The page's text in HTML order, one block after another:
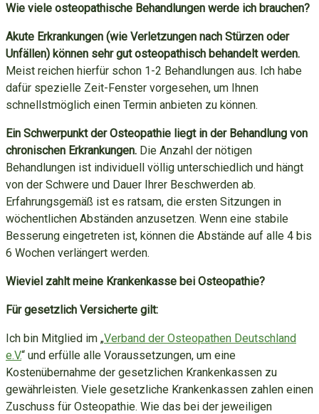
Wie viele osteopathische Behandlungen werde ich brauchen?
Akute Erkrankungen (wie Verletzungen nach Stürzen oder
Unfällen) können sehr gut osteopathisch behandelt werden.
Meist reichen hierfür schon 1-2 Behandlungen aus. Ich habe
dafür spezielle Zeit-Fenster vorgesehen, um Ihnen
schnellstmöglich einen Termin anbieten zu können.
Ein Schwerpunkt der Osteopathie liegt in der Behandlung von
chronischen Erkrankungen. Die Anzahl der nötigen
Behandlungen ist individuell völlig unterschiedlich und hängt
von der Schwere und Dauer Ihrer Beschwerden ab.
Erfahrungsgemäß ist es ratsam, die ersten Sitzungen in
wöchentlichen Abständen anzusetzen. Wenn eine stabile
Besserung eingetreten ist, können die Abstände auf alle 4 bis
6 Wochen verlängert werden.
Wieviel zahlt meine Krankenkasse bei Osteopathie?
Für gesetzlich Versicherte gilt:
Ich bin Mitglied im „Verband der Osteopathen Deutschland
e.V.“ und erfülle alle Voraussetzungen, um eine
Kostenübernahme der gesetzlichen Krankenkassen zu
gewährleisten. Viele gesetzliche Krankenkassen zahlen einen
Zuschuss für Osteopathie. Wie das bei der jeweiligen